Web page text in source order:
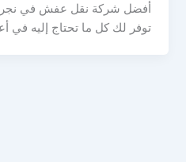
أفضل شركة نقل عفش في
توفر لك كل ما تحتاج إليه في